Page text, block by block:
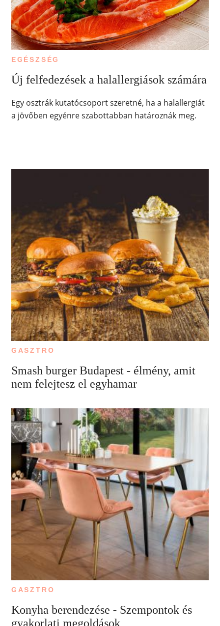
EGÉSZSÉG
Új felfedezések a halallergiások számára
Egy osztrák kutatócsoport szeretné, ha a halallergiát
a jövőben egyénre szabottabban határoznák meg.
GASZTRO
Smash burger Budapest - élmény, amit
nem felejtesz el egyhamar
GASZTRO
Konyha berendezése - Szempontok és
gyakorlati megoldások